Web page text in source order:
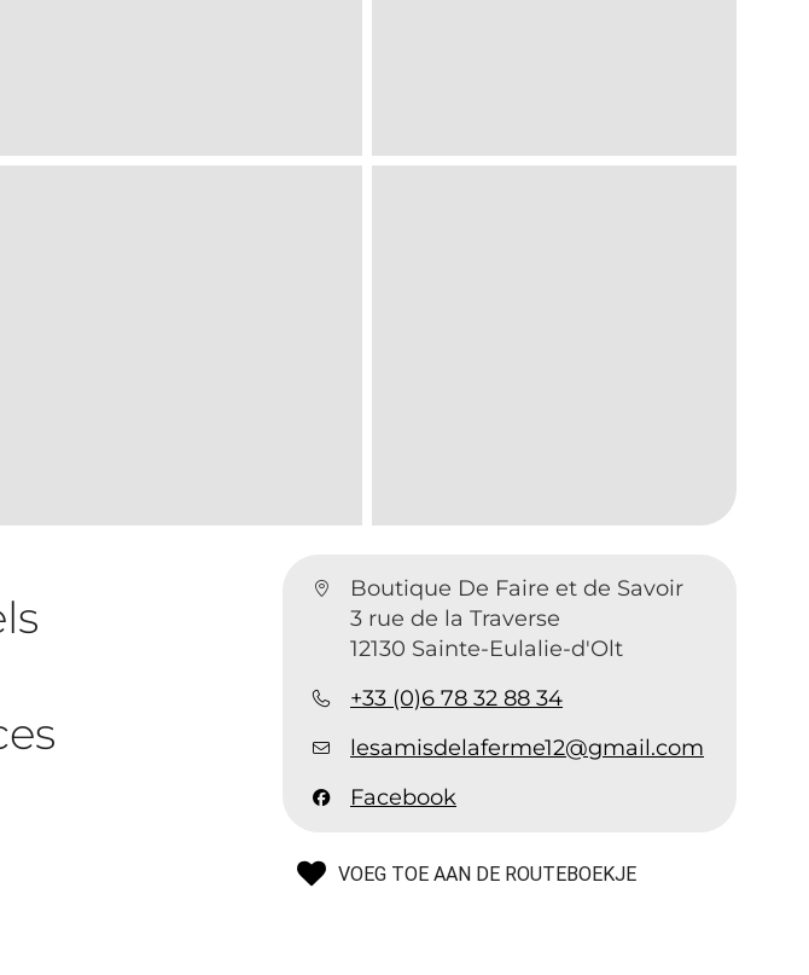
Boutique De Faire et de Savoir
3 rue de la Traverse
12130 Sainte-Eulalie-d'Olt
+33 (0)6 78 32 88 34
lesamisdelaferme12@gmail.com
Facebook
VOEG TOE AAN DE ROUTEBOEKJE